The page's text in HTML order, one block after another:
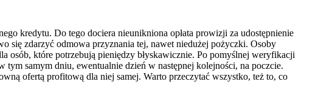
kredytu. Do tego dociera nieunikniona opłata prowizji za udostępnienie
się zdarzyć odmowa przyznania tej, nawet niedużej pożyczki. Osoby
osób, które potrzebują pieniędzy błyskawicznie. Po pomyślnej weryfikacji
samym dniu, ewentualnie dzień w następnej kolejności, na poczcie.
ofertą profitową dla niej samej. Warto przeczytać wszystko, też to, co